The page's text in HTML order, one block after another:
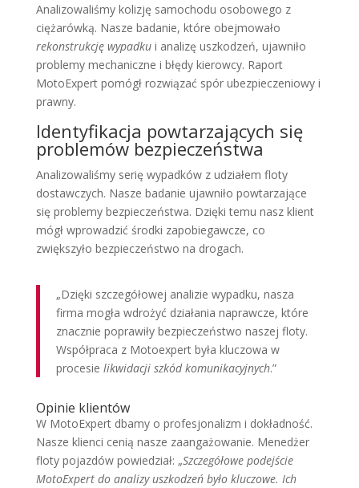
Analizowaliśmy kolizję samochodu osobowego z
ciężarówką. Nasze badanie, które obejmowało
rekonstrukcję wypadkui analizę uszkodzeń, ujawniło
problemy mechaniczne i błędy kierowcy. Raport
MotoExpert pomógł rozwiązać spór ubezpieczeniowy i
prawny.
Identyfikacja powtarzających się
problemów bezpieczeństwa
Analizowaliśmy serię wypadków z udziałem floty
dostawczych. Nasze badanie ujawniło powtarzające
się problemy bezpieczeństwa. Dzięki temu nasz klient
mógł wprowadzić środki zapobiegawcze, co
zwiększyło bezpieczeństwo na drogach.
„Dzięki szczegółowej analizie wypadku, nasza
firma mogła wdrożyć działania naprawcze, które
znacznie poprawiły bezpieczeństwo naszej floty.
Współpraca z Motoexpert była kluczowa w
procesie likwidacji szkód komunikacyjnych.”
Opinie klientów
W MotoExpert dbamy o profesjonalizm i dokładność.
Nasze klienci cenią nasze zaangażowanie. Menedżer
floty pojazdów powiedział: „Szczegółowe podejście
MotoExpert do analizy uszkodzeń było kluczowe. Ich